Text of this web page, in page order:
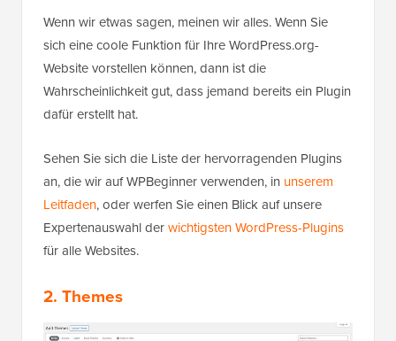
Wenn wir etwas sagen, meinen wir alles. Wenn Sie
sich eine coole Funktion für Ihre WordPress.org-
Website vorstellen können, dann ist die
Wahrscheinlichkeit gut, dass jemand bereits ein Plugin
dafür erstellt hat.
Sehen Sie sich die Liste der hervorragenden Plugins
an, die wir auf WPBeginner verwenden, in unserem
Leitfaden, oder werfen Sie einen Blick auf unsere
Expertenauswahl derwichtigsten WordPress-Plugins
für alle Websites.
2. Themes